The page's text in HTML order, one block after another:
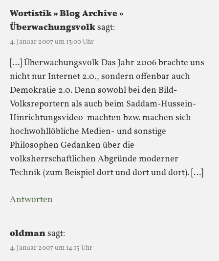
Wortistik » Blog Archive »
Überwachungsvolksagt:
4. Januar 2007 um 13:00 Uhr
[…] Überwachungsvolk Das Jahr 2006 brachte uns
nicht nur Internet 2.0., sondern offenbar auch
Demokratie 2.0. Denn sowohl bei den Bild-
Volksreportern als auch beim Saddam-Hussein-
Hinrichtungsvideo machten bzw. machen sich
hochwohllöbliche Medien- und sonstige
Philosophen Gedanken über die
volksherrschaftlichen Abgründe moderner
Technik (zum Beispiel dort und dort und dort). […]
Antworten
oldmansagt:
4. Januar 2007 um 14:15 Uhr